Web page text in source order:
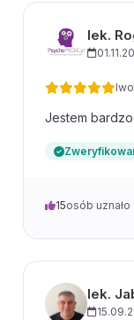
lek.
Jestem
15osób
lek.